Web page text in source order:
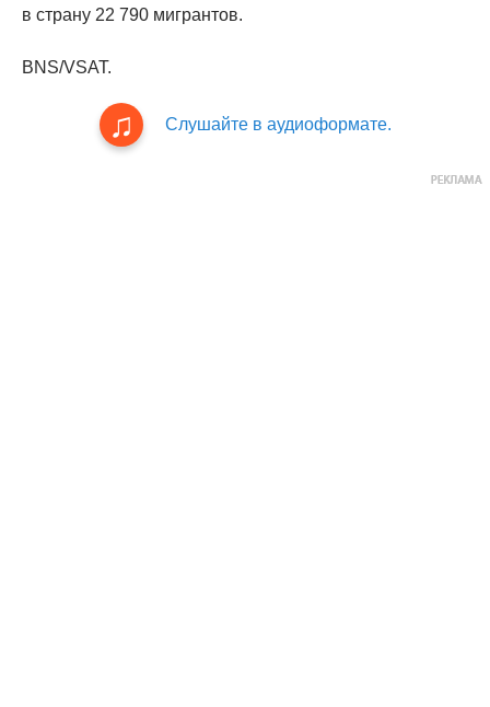
в страну 22 790 мигрантов.
BNS/VSAT.
Слушайте в аудиоформате.